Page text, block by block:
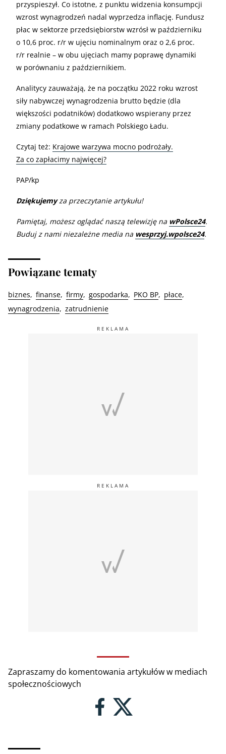
przyspieszył. Co istotne, z punktu widzenia konsumpcji
wzrost wynagrodzeń nadal wyprzedza inflację. Fundusz
płac w sektorze przedsiębiorstw wzrósł w październiku
o 10,6 proc. r/r w ujęciu nominalnym oraz o 2,6 proc.
r/r realnie – w obu ujęciach mamy poprawę dynamiki
w porównaniu z październikiem.
Analitycy zauważają, że na początku 2022 roku wzrost
siły nabywczej wynagrodzenia brutto będzie (dla
większości podatników) dodatkowo wspierany przez
zmiany podatkowe w ramach Polskiego Ładu.
Czytaj też: Krajowe warzywa mocno podrożały.
Za co zapłacimy najwięcej?
PAP/kp
Dziękujemyza przeczytanie artykułu!
Pamiętaj, możesz oglądać naszą telewizję na wPolsce24.
Buduj z nami niezależne media na wesprzyj.wpolsce24.
Powiązane tematy
biznes finanse firmy gospodarka PKO BP
płace
wynagrodzenia
zatrudnienie
Zapraszamy do komentowania artykułów w mediach
społecznościowych